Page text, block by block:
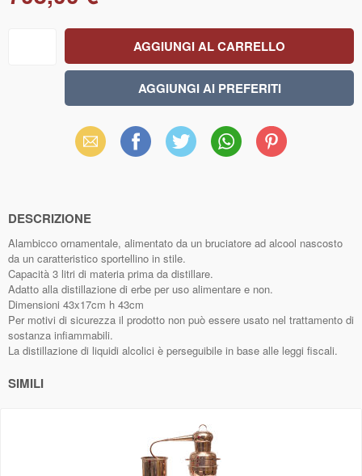
Email Facebook X WhatsAppPinterest
DESCRIZIONE
Alambicco ornamentale, alimentato da un bruciatore ad alcool nascosto
da un caratteristico sportellino in stile.
Capacità 3 litri di materia prima da distillare.
Adatto alla distillazione di erbe per uso alimentare e non.
Dimensioni 43x17cm h 43cm
Per motivi di sicurezza il prodotto non può essere usato nel trattamento di
sostanza infiammabili.
La distillazione di liquidi alcolici è perseguibile in base alle leggi fiscali.
SIMILI